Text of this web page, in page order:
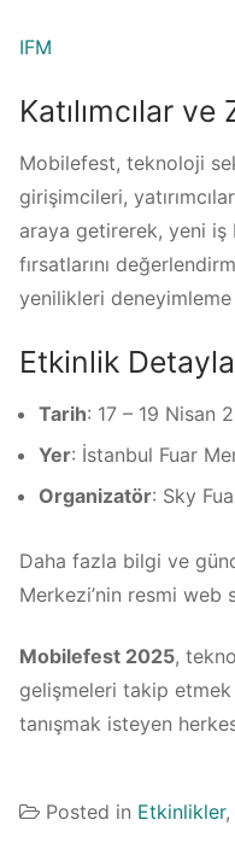
IFM
Katılımcılar
Mobilefest, teknoloji
girişimcileri,
araya getirerek, yeni iş
fırsatlarını
yenilikleri deneyimleme
Etkinlik
Tarih: 17 – 19 Nisan
Yer: İstanbul Fuar
Organizatör: Sky
Daha fazla bilgi ve
Merkezi’nin resmi
Mobilefest 2025,
gelişmeleri takip
tanışmak isteyen
Posted in Etkinlikler,